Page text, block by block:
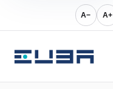
A− A+